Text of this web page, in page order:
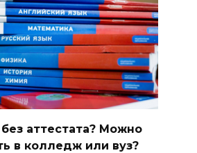
аттестата? Можно
в колледж или вуз?